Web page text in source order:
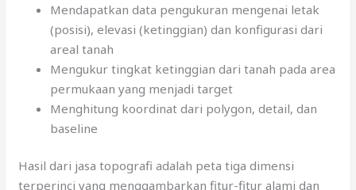
Mendapatkan data pengukuran mengenai letak
(posisi), elevasi (ketinggian) dan konfigurasi dari
areal tanah
Mengukur tingkat ketinggian dari tanah pada area
permukaan yang menjadi target
Menghitung koordinat dari polygon, detail, dan
baseline
Hasil dari jasa topografi adalah peta tiga dimensi
terperinci yang menggambarkan fitur-fitur alami dan